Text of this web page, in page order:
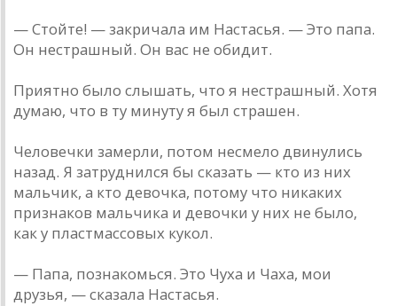
— Стойте! — закричала им Настасья. — Это папа.
Он нестрашный. Он вас не обидит.
Приятно было слышать, что я нестрашный. Хотя
думаю, что в ту минуту я был страшен.
Человечки замерли, потом несмело двинулись
назад. Я затруднился бы сказать — кто из них
мальчик, а кто девочка, потому что никаких
признаков мальчика и девочки у них не было,
как у пластмассовых кукол.
— Папа, познакомься. Это Чуха и Чаха, мои
друзья, — сказала Настасья.